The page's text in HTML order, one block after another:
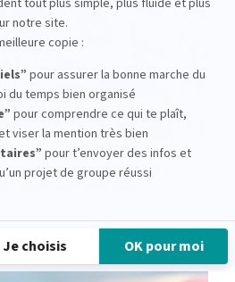
de M6 : les étudiants de